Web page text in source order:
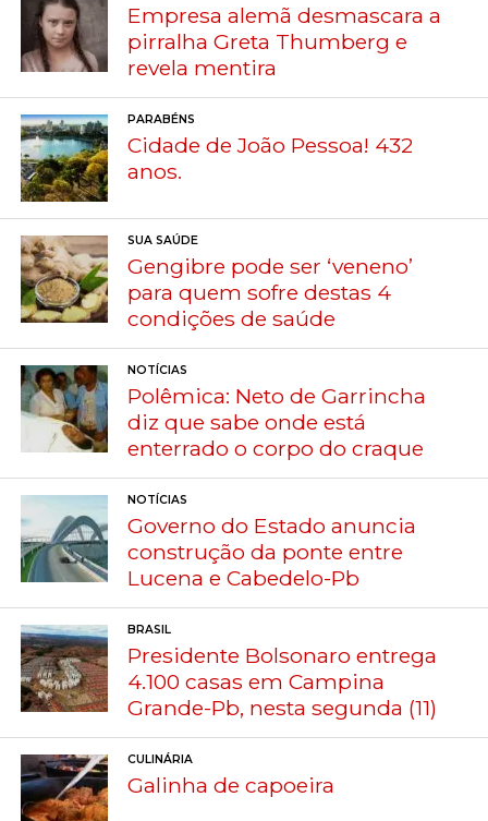
Empresa alemã desmascara a
pirralha Greta Thumberg e
revela mentira
PARABÉNS
Cidade de João Pessoa! 432
anos.
SUA SAÚDE
Gengibre pode ser ‘veneno’
para quem sofre destas 4
condições de saúde
NOTÍCIAS
Polêmica: Neto de Garrincha
diz que sabe onde está
enterrado o corpo do craque
NOTÍCIAS
Governo do Estado anuncia
construção da ponte entre
Lucena e Cabedelo-Pb
BRASIL
Presidente Bolsonaro entrega
4.100 casas em Campina
Grande-Pb, nesta segunda (11)
CULINÁRIA
Galinha de capoeira